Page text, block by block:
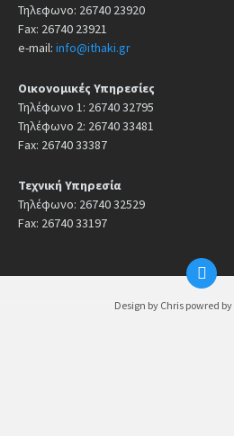
Τηλεφωνο: 26740 23920
Fax: 26740 23921
e-mail: info@ithaki.gr
Οικονομικές Υπηρεσίες
Τηλέφωνο 1: 26740 32795
Τηλέφωνο 2: 26740 33481
Fax: 26740 33387
Τεχνική Υπηρεσία
Τηλέφωνο: 26740 32529
Fax: 26740 33197
Design by Chris powred by